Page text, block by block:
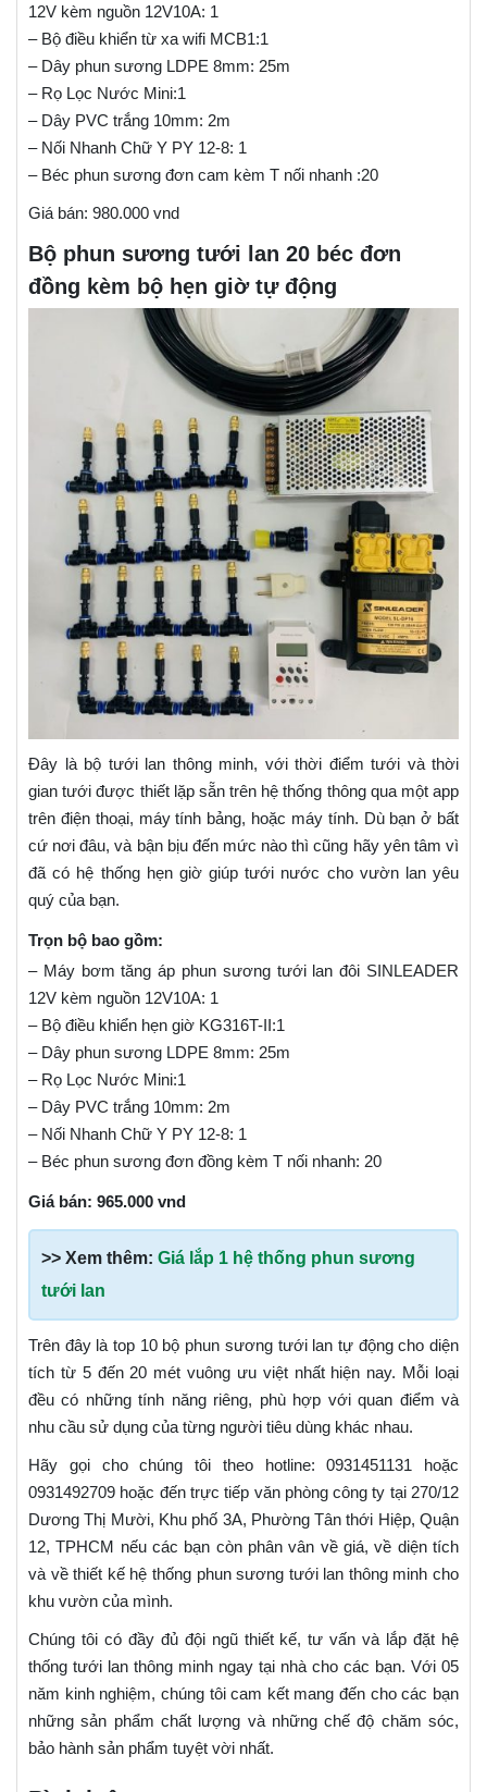
12V kèm nguồn 12V10A: 1
– Bộ điều khiển từ xa wifi MCB1:1
– Dây phun sương LDPE 8mm: 25m
– Rọ Lọc Nước Mini:1
– Dây PVC trắng 10mm: 2m
– Nối Nhanh Chữ Y PY 12-8: 1
– Béc phun sương đơn cam kèm T nối nhanh :20
Giá bán: 980.000 vnd
Bộ phun sương tưới lan 20 béc đơn
đồng kèm bộ hẹn giờ tự động
Đây là bộ tưới lan thông minh, với thời điểm tưới và thời
gian tưới được thiết lặp sẵn trên hệ thống thông qua một app
trên điện thoại, máy tính bảng, hoặc máy tính. Dù bạn ở bất
cứ nơi đâu, và bận bịu đến mức nào thì cũng hãy yên tâm vì
đã có hệ thống hẹn giờ giúp tưới nước cho vườn lan yêu
quý của bạn.
Trọn bộ bao gồm:
– Máy bơm tăng áp phun sương tưới lan đôi SINLEADER
12V kèm nguồn 12V10A: 1
– Bộ điều khiển hẹn giờ KG316T-II:1
– Dây phun sương LDPE 8mm: 25m
– Rọ Lọc Nước Mini:1
– Dây PVC trắng 10mm: 2m
– Nối Nhanh Chữ Y PY 12-8: 1
– Béc phun sương đơn đồng kèm T nối nhanh: 20
Giá bán: 965.000 vnd
>> Xem thêm: Giá lắp 1 hệ thống phun sương
tưới lan
Trên đây là top 10 bộ phun sương tưới lan tự động cho diện
tích từ 5 đến 20 mét vuông ưu việt nhất hiện nay. Mỗi loại
đều có những tính năng riêng, phù hợp với quan điểm và
nhu cầu sử dụng của từng người tiêu dùng khác nhau.
Hãy gọi cho chúng tôi theo hotline: 0931451131 hoặc
0931492709 hoặc đến trực tiếp văn phòng công ty tại 270/12
Dương Thị Mười, Khu phố 3A, Phường Tân thới Hiệp, Quận
12, TPHCM nếu các bạn còn phân vân về giá, về diện tích
và về thiết kế hệ thống phun sương tưới lan thông minh cho
khu vườn của mình.
Chúng tôi có đầy đủ đội ngũ thiết kế, tư vấn và lắp đặt hệ
thống tưới lan thông minh ngay tại nhà cho các bạn. Với 05
năm kinh nghiệm, chúng tôi cam kết mang đến cho các bạn
những sản phẩm chất lượng và những chế độ chăm sóc,
bảo hành sản phẩm tuyệt vời nhất.